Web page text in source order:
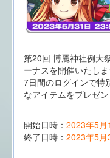
第20回 博麗神社例大
ーナスを開催いたしま
7日間のログインで特
なアイテムをプレゼン
開始日時： 2023年5月
終了日時： 2023年5